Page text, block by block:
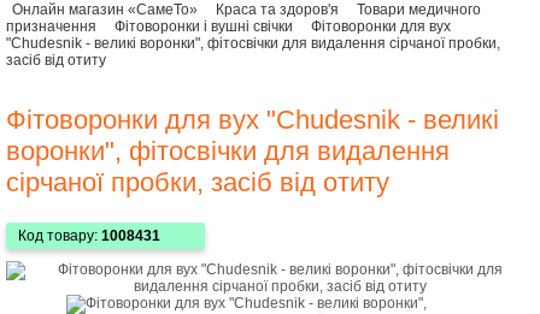
Онлайн магазин «СамеТо» Краса та здоров'я
Товари медичного
призначення
Фітоворонки і вушні свічки
Фітоворонки для вух
"Сhudesnik - великі воронки", фітосвічки для видалення сірчаної пробки,
засіб від отиту
Фітоворонки для вух "Сhudesnik - великі
воронки", фітосвічки для видалення
сірчаної пробки, засіб від отиту
Код товару: 1008431